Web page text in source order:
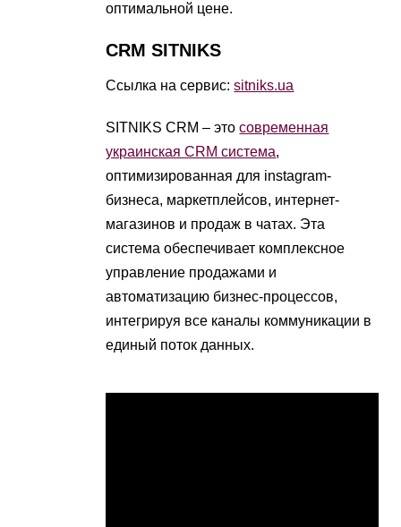
оптимальной цене.
CRM SITNIKS
Ссылка на сервис:sitniks.ua
SITNIKS CRM – этосовременная
украинская CRM система,
оптимизированная для instagram-
бизнеса, маркетплейсов, интернет-
магазинов и продаж в чатах. Эта
система обеспечивает комплексное
управление продажами и
автоматизацию бизнес-процессов,
интегрируя все каналы коммуникации в
единый поток данных.